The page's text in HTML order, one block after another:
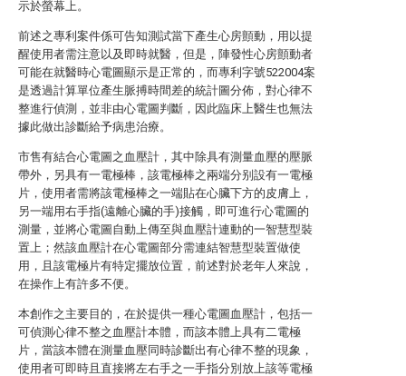
示於螢幕上。
前述之專利案件係可告知測試當下產生心房顫動，用以提
醒使用者需注意以及即時就醫，但是，陣發性心房顫動者
可能在就醫時心電圖顯示是正常的，而專利字號522004案
是透過計算單位產生脈搏時間差的統計圖分佈，對心律不
整進行偵測，並非由心電圖判斷，因此臨床上醫生也無法
據此做出診斷給予病患治療。
市售有結合心電圖之血壓計，其中除具有測量血壓的壓脈
帶外，另具有一電極棒，該電極棒之兩端分别設有一電極
片，使用者需將該電極棒之一端貼在心臟下方的皮膚上，
另一端用右手指(遠離心臟的手)接觸，即可進行心電圖的
測量，並將心電圖自動上傳至與血壓計連動的一智慧型裝
置上；然該血壓計在心電圖部分需連結智慧型裝置做使
用，且該電極片有特定擺放位置，前述對於老年人來說，
在操作上有許多不便。
本創作之主要目的，在於提供一種心電圖血壓計，包括一
可偵測心律不整之血壓計本體，而該本體上具有二電極
片，當該本體在測量血壓同時診斷出有心律不整的現象，
使用者可即時且直接將左右手之一手指分別放上該等電極